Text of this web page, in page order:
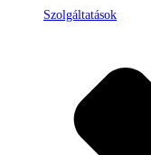
Szolgáltatások